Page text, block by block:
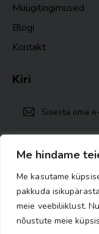
Me hindame
Me kasutame
pakkuda
meie veebiliiklust.
nõustute meie
Müügitingimused
Blogi
Kontakt
Kiri